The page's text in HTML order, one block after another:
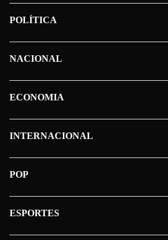
POLÍTICA
NACIONAL
ECONOMIA
INTERNACIONAL
POP
ESPORTES